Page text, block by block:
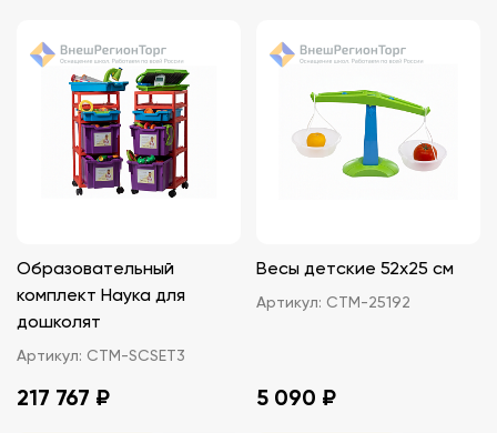
Образовательный
комплект Наука для
дошколят
Артикул: СТМ-SCSET3
217 767 ₽
Весы детские 52х25 см
Артикул: СТМ-25192
5 090 ₽